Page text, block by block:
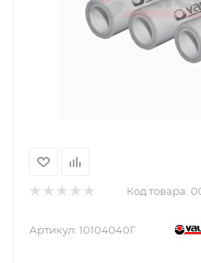
Код товара:
Артикул: 10104040Г